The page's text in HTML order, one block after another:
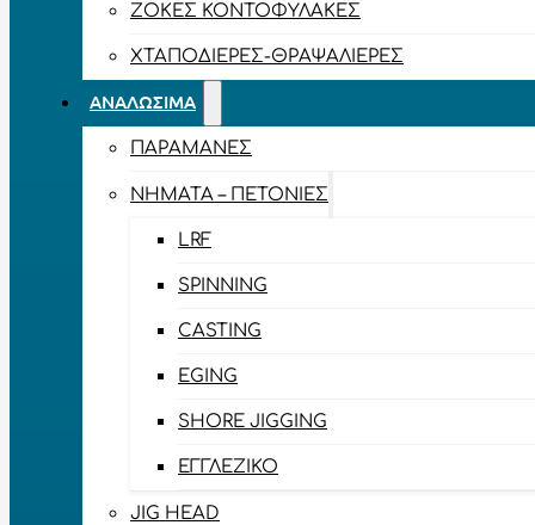
ΖΌΚΕΣ ΚΟΝΤΟΦΎΛΑΚΕΣ
ΧΤΑΠΟΔΙΈΡΕΣ-ΘΡΑΨΑΛΙΈΡΕΣ
ΑΝΑΛΏΣΙΜΑ
ΠΑΡΑΜΆΝΕΣ
ΝΉΜΑΤΑ – ΠΕΤΟΝΙΈΣ
LRF
SPINNING
CASTING
EGING
SHORE JIGGING
ΕΓΓΛΈΖΙΚΟ
JIG HEAD